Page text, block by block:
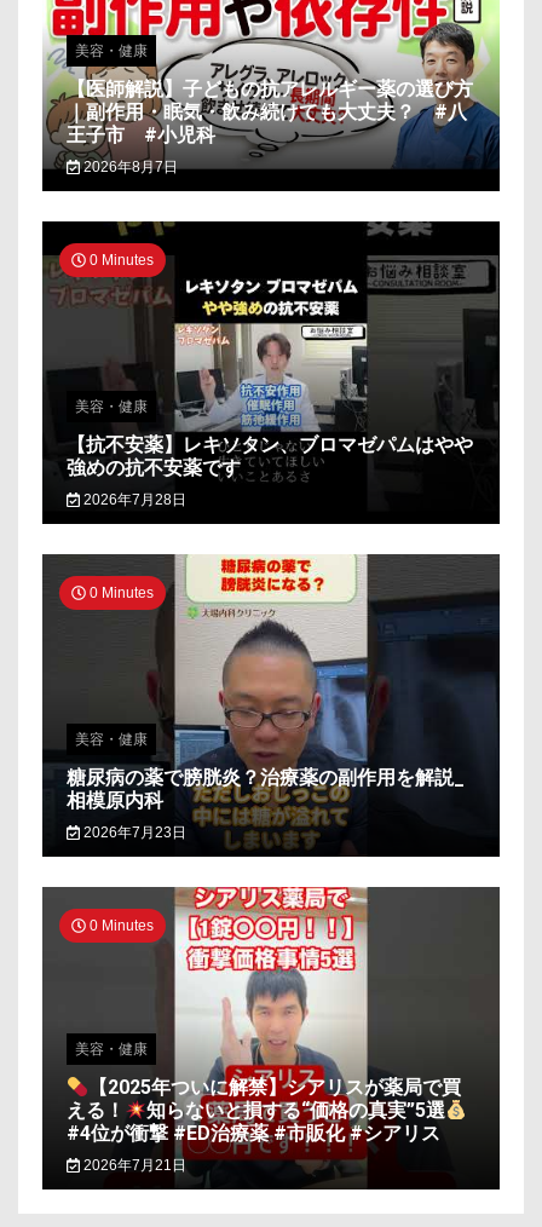
美容・健康
【医師解説】子どもの抗アレルギー薬の選び方
｜副作用・眠気・飲み続けても大丈夫？ #八
王子市 #小児科
2026年8月7日
0 Minutes
美容・健康
【抗不安薬】レキソタン、ブロマゼパムはやや
強めの抗不安薬です
2026年7月28日
0 Minutes
美容・健康
糖尿病の薬で膀胱炎？治療薬の副作用を解説_
相模原内科
2026年7月23日
0 Minutes
美容・健康
【2025年ついに解禁】シアリスが薬局で買
える！
知らないと損する“価格の真実”5選
#4位が衝撃 #ED治療薬 #市販化 #シアリス
2026年7月21日